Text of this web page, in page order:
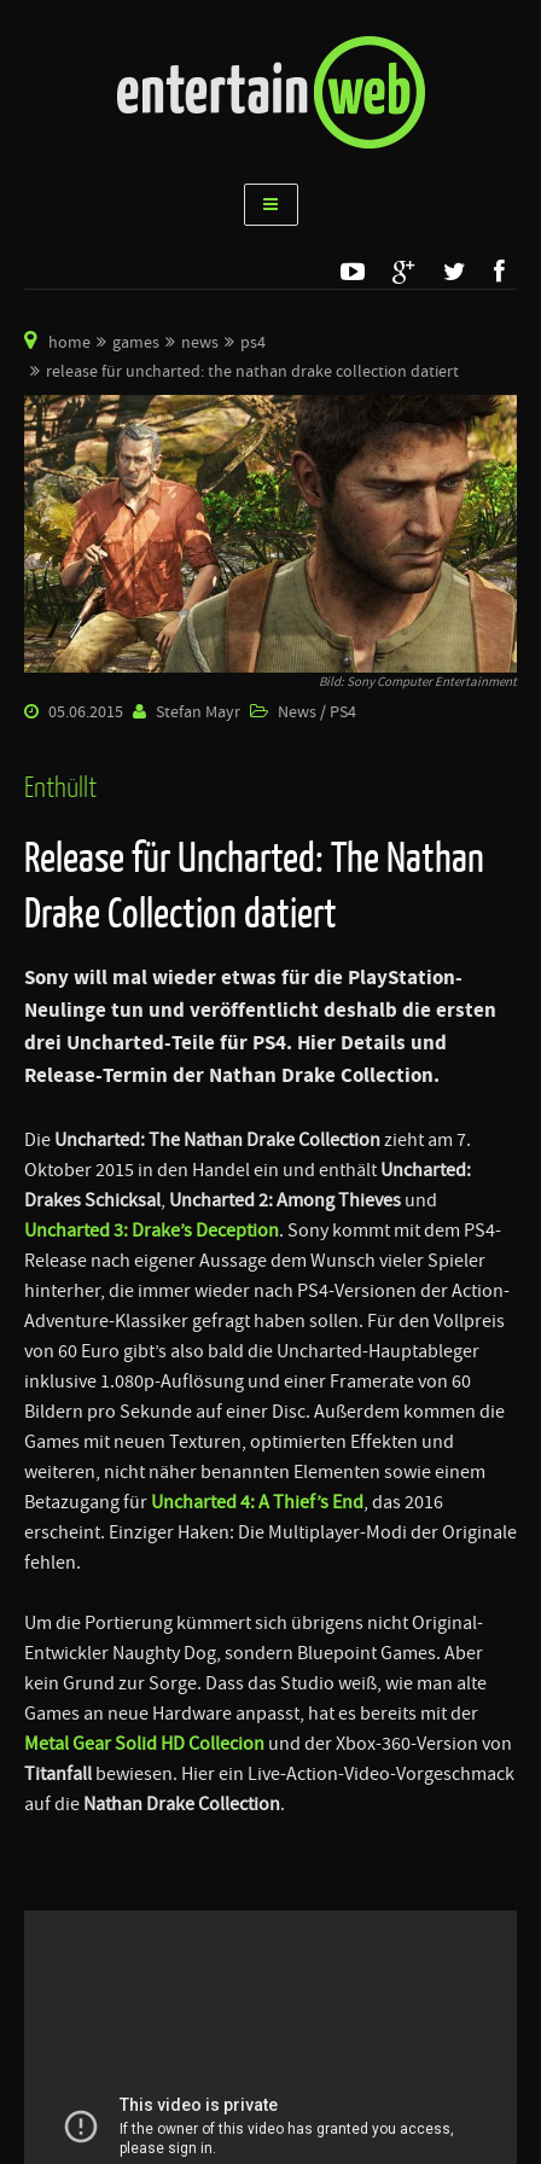
home games news
ps4
release für uncharted: the nathan drake collection datiert
Bild: Sony Computer Entertainment
05.06.2015 Stefan Mayr News / PS4
Enthüllt
Release für Uncharted: The Nathan
Drake Collection datiert
Sony will mal wieder etwas für die PlayStation-
Neulinge tun und veröffentlicht deshalb die ersten
drei Uncharted-Teile für PS4. Hier Details und
Release-Termin der Nathan Drake Collection.
Die Uncharted: The Nathan Drake Collectionzieht am 7.
Oktober 2015 in den Handel ein und enthält Uncharted:
Drakes Schicksal, Uncharted 2: Among Thieves und
Uncharted 3: Drake’s Deception. Sony kommt mit dem PS4-
Release nach eigener Aussage dem Wunsch vieler Spieler
hinterher, die immer wieder nach PS4-Versionen der Action-
Adventure-Klassiker gefragt haben sollen. Für den Vollpreis
von 60 Euro gibt’s also bald die Uncharted-Hauptableger
inklusive 1.080p-Auflösung und einer Framerate von 60
Bildern pro Sekunde auf einer Disc. Außerdem kommen die
Games mit neuen Texturen, optimierten Effekten und
weiteren, nicht näher benannten Elementen sowie einem
Betazugang für Uncharted 4: A Thief’s End, das 2016
erscheint. Einziger Haken: Die Multiplayer-Modi der Originale
fehlen.
Um die Portierung kümmert sich übrigens nicht Original-
Entwickler Naughty Dog, sondern Bluepoint Games. Aber
kein Grund zur Sorge. Dass das Studio weiß, wie man alte
Games an neue Hardware anpasst, hat es bereits mit der
Metal Gear Solid HD Collecion und der Xbox-360-Version von
Titanfall bewiesen. Hier ein Live-Action-Video-Vorgeschmack
auf die Nathan Drake Collection.